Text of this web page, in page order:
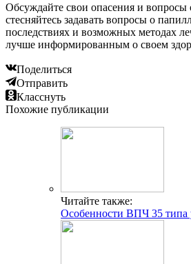
Обсуждайте свои опасения и вопросы
стесняйтесь задавать вопросы о
последствиях и возможных методах
лучше информированным о своем
Поделиться
Отправить
Класснуть
Похожие публикации
Читайте также:
Особенности ВПЧ 35